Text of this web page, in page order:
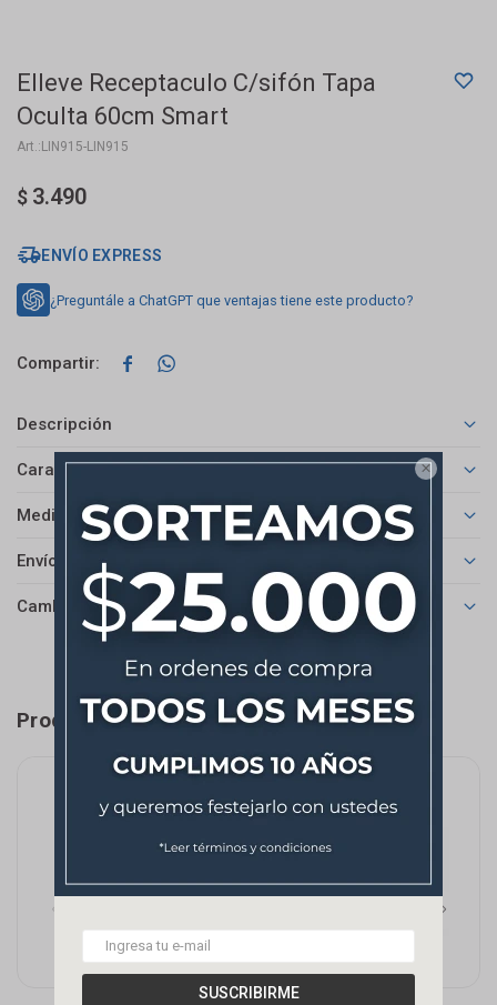

SUSCRIBIRME
Elleve Receptaculo C/sifón Tapa
Oculta 60cm Smart
LIN915-LIN915
$ 3.490
ENVÍO EXPRESS
¿Preguntále a ChatGPT que ventajas tiene este producto?
 
Descripción
Características
Medios de pago
Envíos
Cambios y Devoluciones
Productos que te pueden interesar